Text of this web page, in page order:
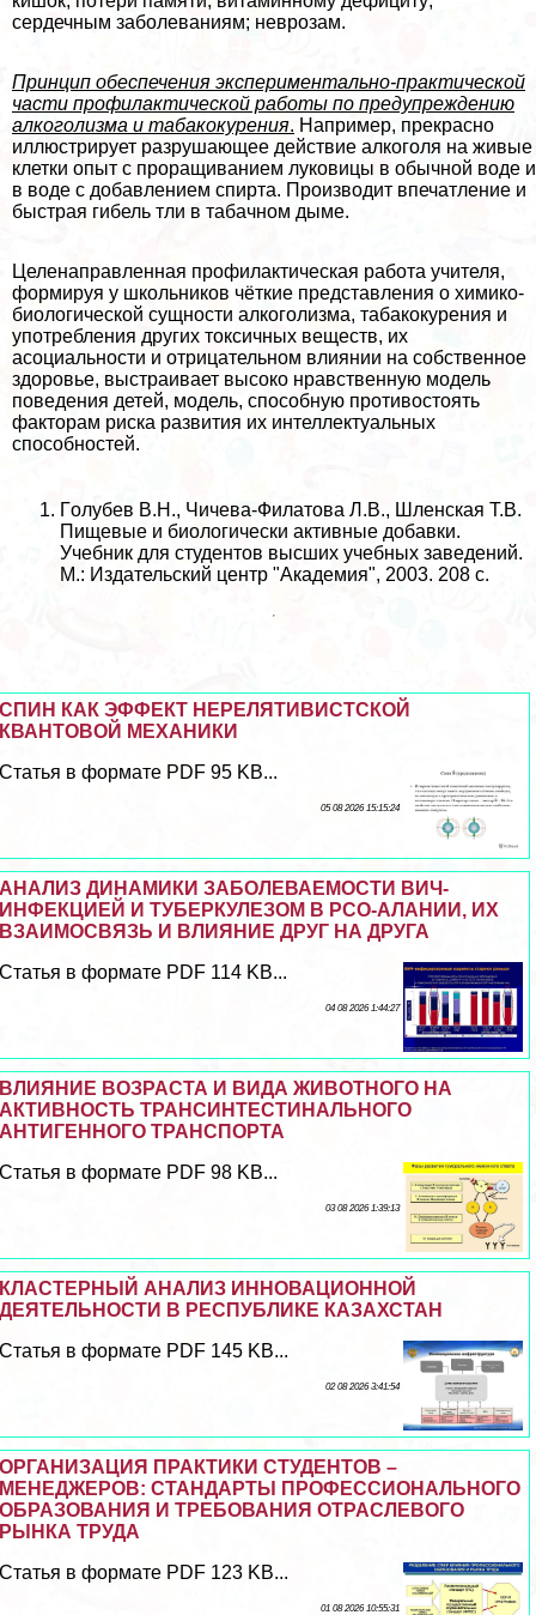
сердечным заболеваниям; неврозам.
Принцип обеспечения экспериментально-пpaктической
части профилактической работы по предупреждению
алкоголизма и табакокурения. Например, прекрасно
иллюстрирует разрушающее действие алкоголя на живые
клетки опыт с проращиванием луковицы в обычной воде и
в воде с добавлением спирта. Производит впечатление и
быстрая гибель тли в табачном дыме.
Целенаправленная профилактическая работа учителя,
формируя у школьников чёткие представления о химико-
биологической сущности алкоголизма, табакокурения и
употрeбления других токсичных веществ, их
асоциальности и отрицательном влиянии на собственное
здоровье, выстраивает высоко нравственную модель
поведения детей, модель, способную противостоять
факторам риска развития их интеллектуальных
способностей.
Гoлyбев В.Н., Чичева-Филатова Л.В., Шленская Т.В.
Пищевые и биологически активные добавки.
Учебник для студентов высших учебных заведений.
М.: Издательский центр "Академия", 2003. 208 с.
СПИН КАК ЭФФЕКТ НЕРЕЛЯТИВИСТСКОЙ
КВАНТОВОЙ МЕХАНИКИ
Статья в формате PDF 95 KB...
05 08 2026 15:15:24
АНАЛИЗ ДИНАМИКИ ЗАБОЛЕВАЕМОСТИ ВИЧ-
ИНФЕКЦИЕЙ И ТУБЕРКУЛЕЗОМ В РСО-АЛАНИИ, ИХ
ВЗАИМОСВЯЗЬ И ВЛИЯНИЕ ДРУГ НА ДРУГА
Статья в формате PDF 114 KB...
04 08 2026 1:44:27
ВЛИЯНИЕ ВОЗРАСТА И ВИДА ЖИВОТНОГО НА
АКТИВНОСТЬ ТРАНСИНТЕСТИНАЛЬНОГО
АНТИГЕННОГО ТРАНСПОРТА
Статья в формате PDF 98 KB...
03 08 2026 1:39:13
КЛАСТЕРНЫЙ АНАЛИЗ ИННОВАЦИОННОЙ
ДЕЯТЕЛЬНОСТИ В РЕСПУБЛИКЕ КАЗАХСТАН
Статья в формате PDF 145 KB...
02 08 2026 3:41:54
ОРГАНИЗАЦИЯ ПРАКТИКИ СТУДЕНТОВ –
МЕНЕДЖЕРОВ: СТАНДАРТЫ ПРОФЕССИОНАЛЬНОГО
ОБРАЗОВАНИЯ И ТРЕБОВАНИЯ ОТРАСЛЕВОГО
РЫНКА ТРУДА
Статья в формате PDF 123 KB...
01 08 2026 10:55:31